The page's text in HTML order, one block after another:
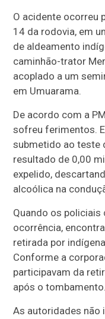
O acidente ocorreu
14 da rodovia, em
de aldeamento
caminhão-trator
acoplado a um
em Umuarama.
De acordo com a
sofreu ferimentos.
submetido ao teste
resultado de 0,00
expelido,
alcoólica na
Quando os policiais
ocorrência,
retirada por
Conforme a
participavam da
após o tombamento.
As autoridades